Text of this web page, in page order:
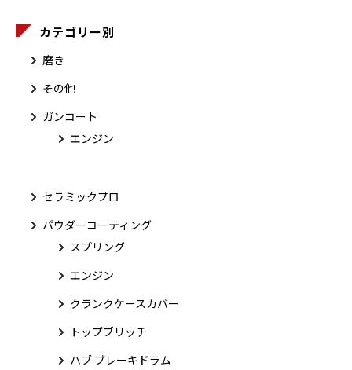
カテゴリー別
磨き
その他
ガンコート
エンジン
セラミックプロ
パウダーコーティング
スプリング
エンジン
クランクケースカバー
トップブリッチ
ハブ ブレーキドラム